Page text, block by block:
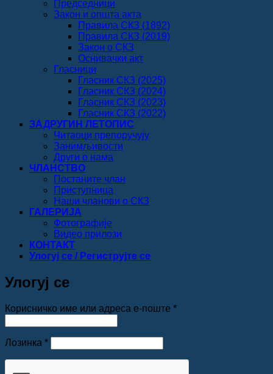
Председници
Закон и општа акта
Правила СКЗ (1892)
Правила СКЗ (2019)
Закон о СКЗ
Оснивачки акт
Гласници
Гласник СКЗ (2025)
Гласник СКЗ (2024)
Гласник СКЗ (2023)
Гласник СКЗ (2022)
ЗАДРУГИН ЛЕТОПИС
Читаоци препоручују
Занимљивости
Други о нама
ЧЛАНСТВО
Постаните члан
Приступница
Наши чланови о СКЗ
ГАЛЕРИЈА
Фотографије
Видео прилози
КОНТАКТ
Улогуј се / Региструјте се
Улогуј се
Корисничко име или адреса е-поште *Обавезно
Лозинка *Обавезно